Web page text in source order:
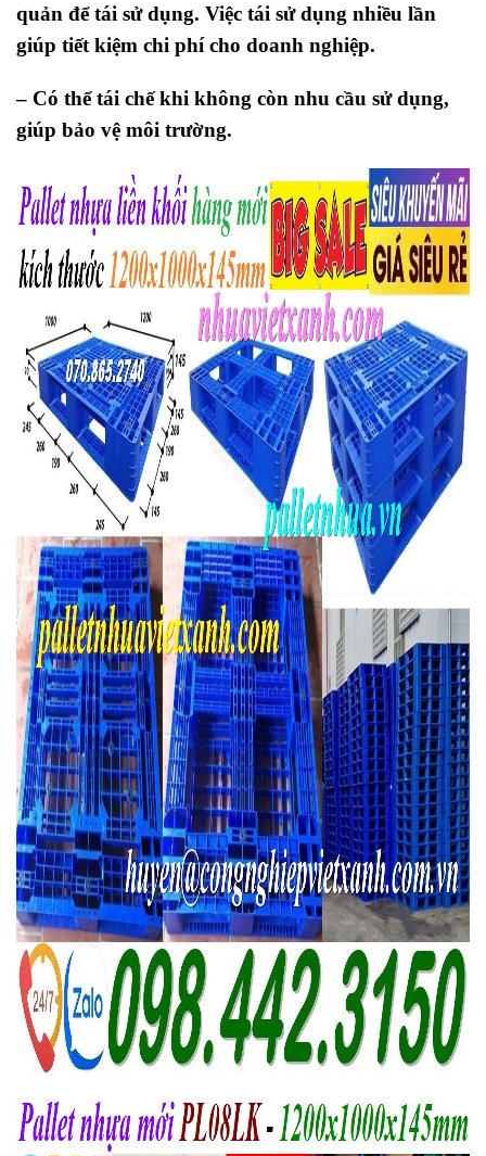
quản để tái sử dụng. Việc tái sử dụng nhiều lần
giúp tiết kiệm chi phí cho doanh nghiệp.
– Có thể tái chế khi không còn nhu cầu sử dụng,
giúp bảo vệ môi trường.